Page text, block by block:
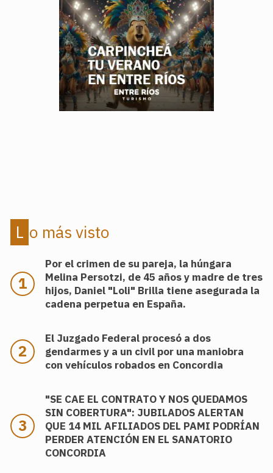
Lo más visto
Por el crimen de su pareja, la húngara
Melina Persotzi, de 45 años y madre de tres
hijos, Daniel "Loli" Brilla tiene asegurada la
cadena perpetua en España.
El Juzgado Federal procesó a dos
gendarmes y a un civil por una maniobra
con vehículos robados en Concordia
"SE CAE EL CONTRATO Y NOS QUEDAMOS
SIN COBERTURA": JUBILADOS ALERTAN
QUE 14 MIL AFILIADOS DEL PAMI PODRÍAN
PERDER ATENCIÓN EN EL SANATORIO
CONCORDIA